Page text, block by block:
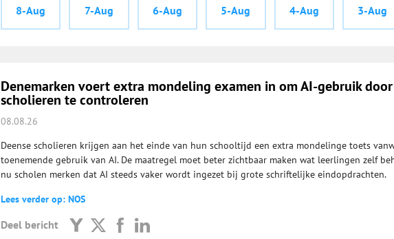
8-Aug 7-Aug 6-Aug 5-Aug 4-Aug 3-Aug
Denemarken voert extra mondeling examen in om AI-gebruik door
scholieren te controleren
08.08.26
Deense scholieren krijgen aan het einde van hun schooltijd een extra mondelinge toets
toenemende gebruik van AI. De maatregel moet beter zichtbaar maken wat leerlingen zelf
nu scholen merken dat AI steeds vaker wordt ingezet bij grote schriftelijke eindopdrachten.
Lees verder op: NOS
Deel bericht